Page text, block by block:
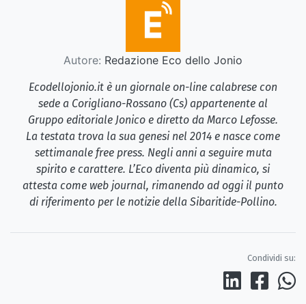
Autore: Redazione Eco dello Jonio
Ecodellojonio.it è un giornale on-line calabrese con
sede a Corigliano-Rossano (Cs) appartenente al
Gruppo editoriale Jonico e diretto da Marco Lefosse.
La testata trova la sua genesi nel 2014 e nasce come
settimanale free press. Negli anni a seguire muta
spirito e carattere. L’Eco diventa più dinamico, si
attesta come web journal, rimanendo ad oggi il punto
di riferimento per le notizie della Sibaritide-Pollino.
Condividi su: